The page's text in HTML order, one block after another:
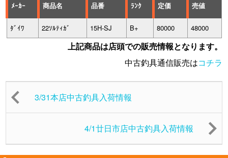
ﾒｰｶｰ 商品名 品番 ﾗﾝｸ 定価 売値
ﾀﾞｲﾜ 22ｿﾙﾃｨｶﾞ 15H-SJ B+ 80000 48000
上記商品は店頭での販売情報となります。
中古釣具通信販売はコチラ
3/31本店中古釣具入荷情報
4/1廿日市店中古釣具入荷情報